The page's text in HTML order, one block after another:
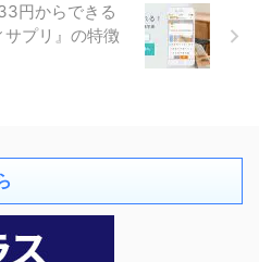
円からできる
プリ』の特徴